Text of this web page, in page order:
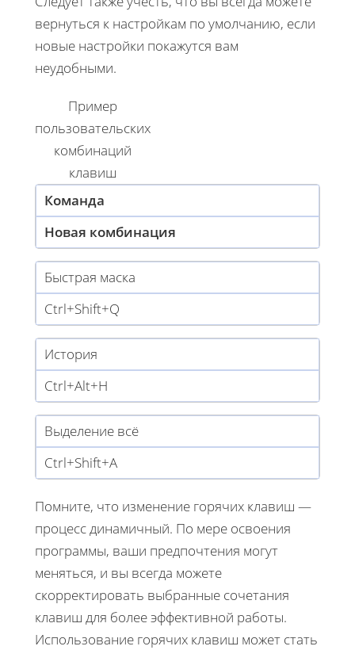
вернуться к настройкам по умолчанию, если
новые настройки покажутся вам
неудобными.
Пример
пользовательских
комбинаций
клавиш
Команда
Новая комбинация
Быстрая маска
Ctrl+Shift+Q
История
Ctrl+Alt+H
Выделение всё
Ctrl+Shift+A
Помните, что изменение горячих клавиш —
процесс динамичный. По мере освоения
программы, ваши предпочтения могут
меняться, и вы всегда можете
скорректировать выбранные сочетания
клавиш для более эффективной работы.
Использование горячих клавиш может стать